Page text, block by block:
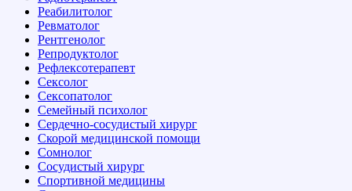
Реабилитолог
Ревматолог
Рентгенолог
Репродуктолог
Рефлексотерапевт
Сексолог
Сексопатолог
Семейный психолог
Сердечно-сосудистый хирург
Скорой медицинской помощи
Сомнолог
Сосудистый хирург
Спортивной медицины